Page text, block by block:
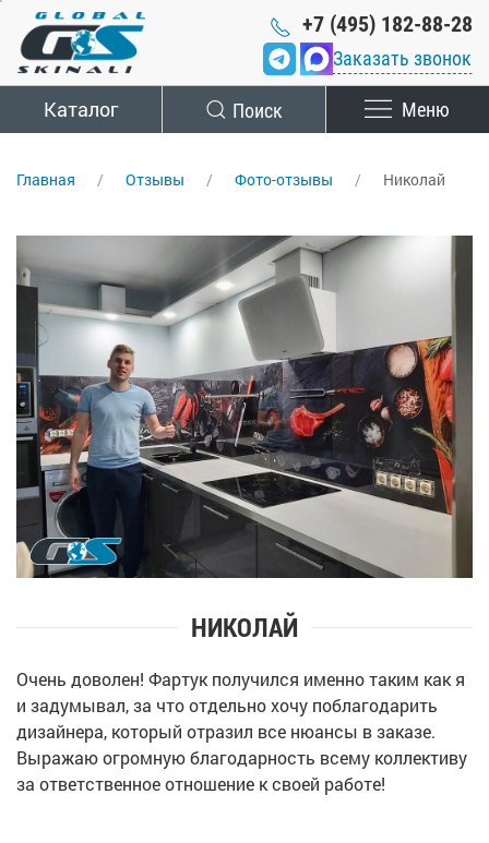
+7 (495) 182-88-28
Заказать звонок
Каталог Поиск Меню
Главная Отзывы Фото-отзывы Николай
НИКОЛАЙ
Очень доволен! Фартук получился именно таким как я
и задумывал, за что отдельно хочу поблагодарить
дизайнера, который отразил все нюансы в заказе.
Выражаю огромную благодарность всему коллективу
за ответственное отношение к своей работе!